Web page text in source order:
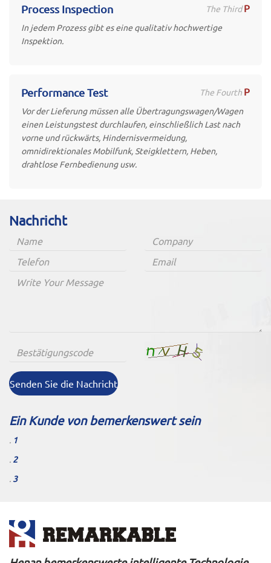
The Third P
Process Inspection
In jedem Prozess gibt es eine qualitativ hochwertige
Inspektion.
The Fourth P
Performance Test
Vor der Lieferung müssen alle Übertragungswagen/Wagen
einen Leistungstest durchlaufen, einschließlich Last nach
vorne und rückwärts, Hindernisvermeidung,
omnidirektionales Mobilfunk, Steigklettern, Heben,
drahtlose Fernbedienung usw.
Nachricht
Senden Sie die Nachricht
Ein Kunde von bemerkenswert sein
. 1
. 2
. 3